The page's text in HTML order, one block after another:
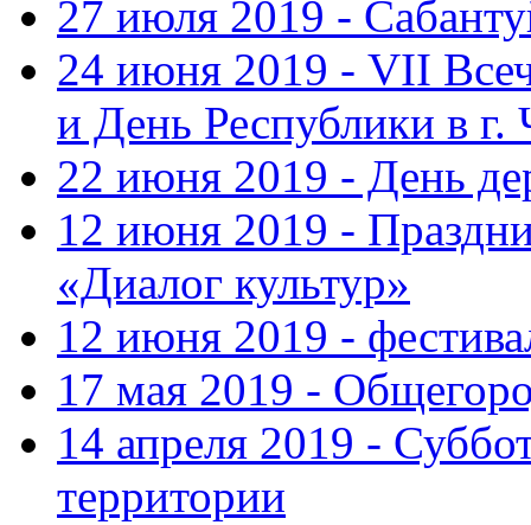
27 июля 2019 -
24 июня 2019 - VII
и День Республики в г.
22 июня 2019 - День
12 июня 2019 -
«Диалог культур»
12 июня 2019 -
17 мая 2019 -
14 апреля 2019 -
территории